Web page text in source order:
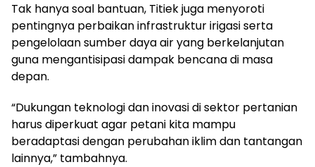
Tak hanya soal bantuan, Titiek juga menyoroti
pentingnya perbaikan infrastruktur irigasi serta
pengelolaan sumber daya air yang berkelanjutan
guna mengantisipasi dampak bencana di masa
depan.
“Dukungan teknologi dan inovasi di sektor pertanian
harus diperkuat agar petani kita mampu
beradaptasi dengan perubahan iklim dan tantangan
lainnya,” tambahnya.